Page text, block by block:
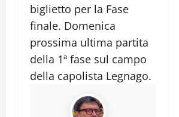
biglietto per la Fase
finale. Domenica
prossima ultima partita
della 1ª fase sul campo
della capolista Legnago.